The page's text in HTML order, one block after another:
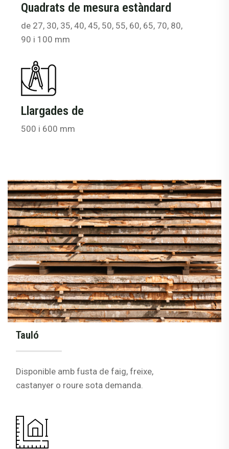
Quadrats de mesura estàndard
de 27, 30, 35, 40, 45, 50, 55, 60, 65, 70, 80,
90 i 100 mm
Llargades de
500 i 600 mm
Tauló
Disponible amb fusta de faig, freixe,
castanyer o roure sota demanda.